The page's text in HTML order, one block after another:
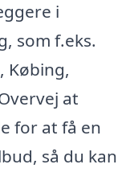
i
som f.eks.
, Købing,
at
for at få en
så du kan